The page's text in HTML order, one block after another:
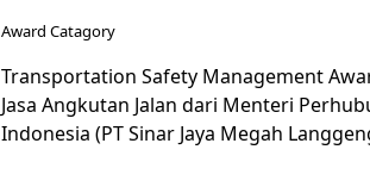
Award Catagory
Transportation Safety Management
Jasa Angkutan Jalan dari Menteri
Indonesia (PT Sinar Jaya Megah